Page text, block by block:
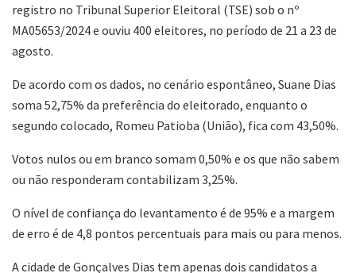
registro no Tribunal Superior Eleitoral (TSE) sob o nº
MA05653/2024 e ouviu 400 eleitores, no período de 21 a 23 de
agosto.
De acordo com os dados, no cenário espontâneo, Suane Dias
soma 52,75% da preferência do eleitorado, enquanto o
segundo colocado, Romeu Patioba (União), fica com 43,50%.
Votos nulos ou em branco somam 0,50% e os que não sabem
ou não responderam contabilizam 3,25%.
O nível de confiança do levantamento é de 95% e a margem
de erro é de 4,8 pontos percentuais para mais ou para menos.
A cidade de Gonçalves Dias tem apenas dois candidatos a